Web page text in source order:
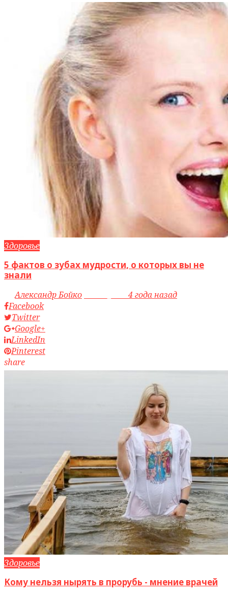
Здоровье
5 фактов о зубах мудрости, о которых вы не
знали
byАлександр Бойко
4 года назад
Facebook
Twitter
Google+
LinkedIn
Pinterest
share
Здоровье
Кому нельзя нырять в прорубь - мнение врачей